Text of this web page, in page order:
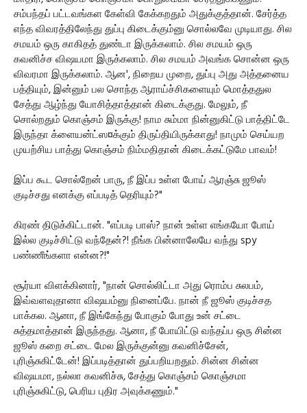
சம்பந்தப் பட்டவங்கள கேள்வி கேக்கறதும் அதுக்குத்தான். சேர்த்த
எந்த விவரத்திலேந்து துப்பு கிடைக்கும்னு சொல்லவே முடியாது. சில
சமயம் ஒரு காகிதத் துண்டா இருக்கலாம். சில சமயம் ஒரு
கவனிச்ச விஷயமா இருக்கலாம். சில சமயம் அவங்க சொன்ன ஒரு
விவரமா இருக்கலாம். ஆன', நிறைய முறை, துப்பு அது அத்தனைய
பத்தியும், இன்னும் பல சொந்த ஆராய்ச்சிகளையும் மொத்ததுல
சேத்து ஆழ்ந்து யோசித்தாத்தான் கிடைக்குது. மேலும், நீ
சொல்றதும் கொஞ்சம் இருக்கு! நாம சும்மா நின்னுகிட்டு பாத்திட்டே
இருந்தா க்ளையன்ட்ஸ¤க்கும் திருப்தியிருக்காது! நாமும் செய்யற
முயற்சிய பாத்து கொஞ்சம் நிம்மதிதான் கிடைக்கட்டுமே பாவம்!
இப்ப கூட சொல்றேன் பாரு, நீ இப்ப உள்ள போய் ஆரஞ்சு ஜூஸ்
குடிச்சது எனக்கு எப்படித் தெரியும்?"
கிரண் திடுக்கிட்டான். "எப்படி பாஸ்? நான் உள்ள எங்கயோ போய்
இல்ல குடிச்சிட்டு வந்தேன்?! நீங்க பின்னாலேயே வந்து spy
பண்ணீங்களா என்ன?!"
சூர்யா விளக்கினார், "நான் சொல்லிட்டா அது ரொம்ப சுலபம்,
இவ்வளவுதானா விஷயம்னு நினைப்பே. நான் நீ ஜூஸ் குடிச்சத
பாக்கல. ஆனா, நீ இங்கேந்து போகும் போது உன் சட்டை
சுத்தமாத்தான் இருந்தது. ஆனா, நீ போயிட்டு வந்தப்ப ஒரு சின்ன
ஜூஸ் கறை சட்டை மேல இருக்குன்னு கவனிச்சேன்,
புரிஞ்சுகிட்டேன்! இப்படித்தான் துப்பறியறதும். சின்ன சின்ன
விஷயமா, நல்லா கவனிச்சு, சேத்து கொஞ்சம் கொஞ்சமா
புரிஞ்சுகிட்டு, பெரிய புதிர அவுக்கணும்."